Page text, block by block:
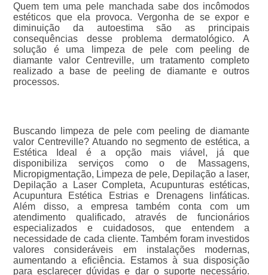
Quem tem uma pele manchada sabe dos incômodos
estéticos que ela provoca. Vergonha de se expor e
diminuição da autoestima são as principais
consequências desse problema dermatológico. A
solução é uma limpeza de pele com peeling de
diamante valor Centreville, um tratamento completo
realizado a base de peeling de diamante e outros
processos.
Buscando limpeza de pele com peeling de diamante
valor Centreville? Atuando no segmento de estética, a
Estética Ideal é a opção mais viável, já que
disponibiliza serviços como o de Massagens,
Micropigmentação, Limpeza de pele, Depilação a laser,
Depilação a Laser Completa, Acupunturas estéticas,
Acupuntura Estética Estrias e Drenagens linfáticas.
Além disso, a empresa também conta com um
atendimento qualificado, através de funcionários
especializados e cuidadosos, que entendem a
necessidade de cada cliente. Também foram investidos
valores consideráveis em instalações modernas,
aumentando a eficiência. Estamos à sua disposição
para esclarecer dúvidas e dar o suporte necessário.